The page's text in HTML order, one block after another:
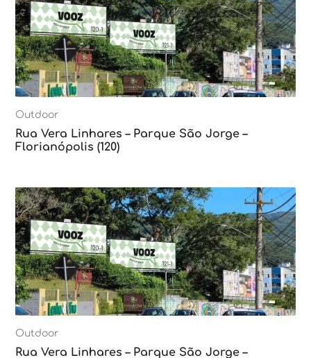
Outdoor
Rua Vera Linhares – Parque São Jorge –
Florianópolis (120)
Outdoor
Rua Vera Linhares – Parque São Jorge –